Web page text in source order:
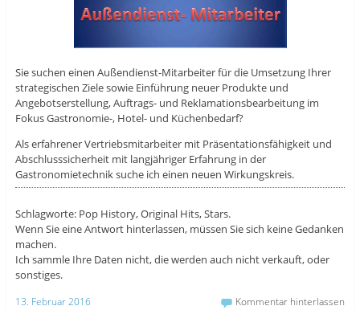
Sie suchen einen Außendienst-Mitarbeiter für die Umsetzung Ihrer
strategischen Ziele sowie Einführung neuer Produkte und
Angebotserstellung, Auftrags- und Reklamationsbearbeitung im
Fokus Gastronomie-, Hotel- und Küchenbedarf?
Als erfahrener Vertriebsmitarbeiter mit Präsentationsfähigkeit und
Abschlusssicherheit mit langjähriger Erfahrung in der
Gastronomietechnik suche ich einen neuen Wirkungskreis.
Schlagworte: Pop History, Original Hits, Stars.
Wenn Sie eine Antwort hinterlassen, müssen Sie sich keine Gedanken
machen.
Ich sammle Ihre Daten nicht, die werden auch nicht verkauft, oder
sonstiges.
13. Februar 2016 Kommentar hinterlassen